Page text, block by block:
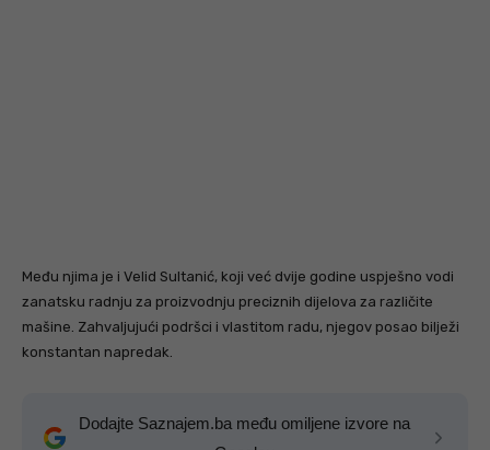
Među njima je i Velid Sultanić, koji već dvije godine uspješno vodi
zanatsku radnju za proizvodnju preciznih dijelova za različite
mašine. Zahvaljujući podršci i vlastitom radu, njegov posao bilježi
konstantan napredak.
Dodajte Saznajem.ba među omiljene izvore na